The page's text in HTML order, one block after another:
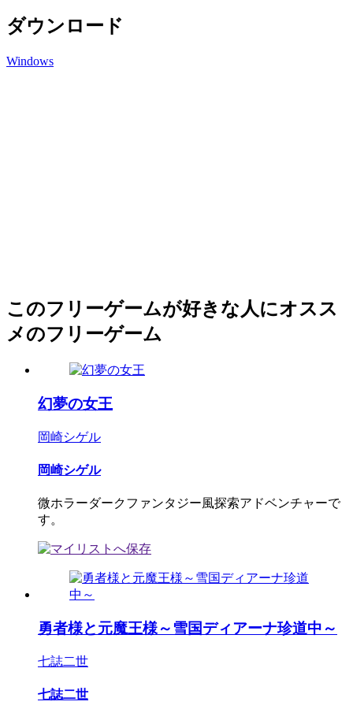
ダウンロード
Windows
このフリーゲームが好きな人にオスス
メのフリーゲーム
幻夢の女王
岡崎シゲル
岡崎シゲル
微ホラーダークファンタジー風探索アドベンチャーで
す。
勇者様と元魔王様～雪国ディアーナ珍道中～
七誌二世
七誌二世